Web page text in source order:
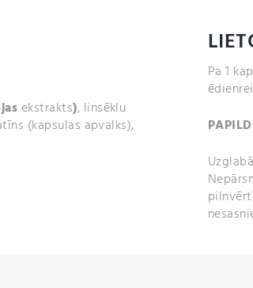
ekstrakts), linsēklu
(kapsulas apvalks),
Pa 1